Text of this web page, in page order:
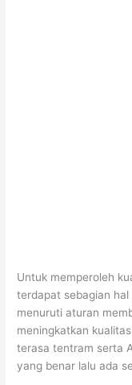
Untuk memperoleh
terdapat sebagian
menuruti aturan
meningkatkan
terasa tentram serta
yang benar lalu ada